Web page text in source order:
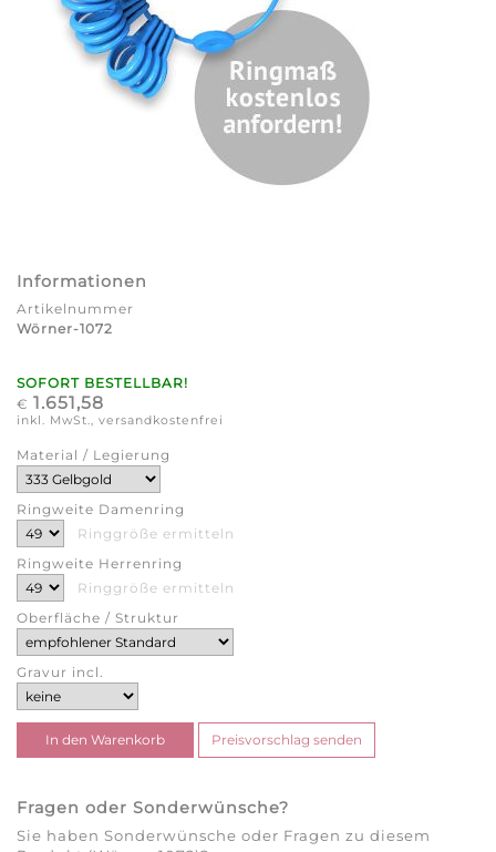
Informationen
Artikelnummer
Wörner-1072
SOFORT BESTELLBAR!
€ 1.651,58
inkl. MwSt., versandkostenfrei
Material / Legierung
Ringweite Damenring
Ringgröße ermitteln
Ringweite Herrenring
Ringgröße ermitteln
Oberfläche / Struktur
Gravur incl.
Fragen oder Sonderwünsche?
Sie haben Sonderwünsche oder Fragen zu diesem